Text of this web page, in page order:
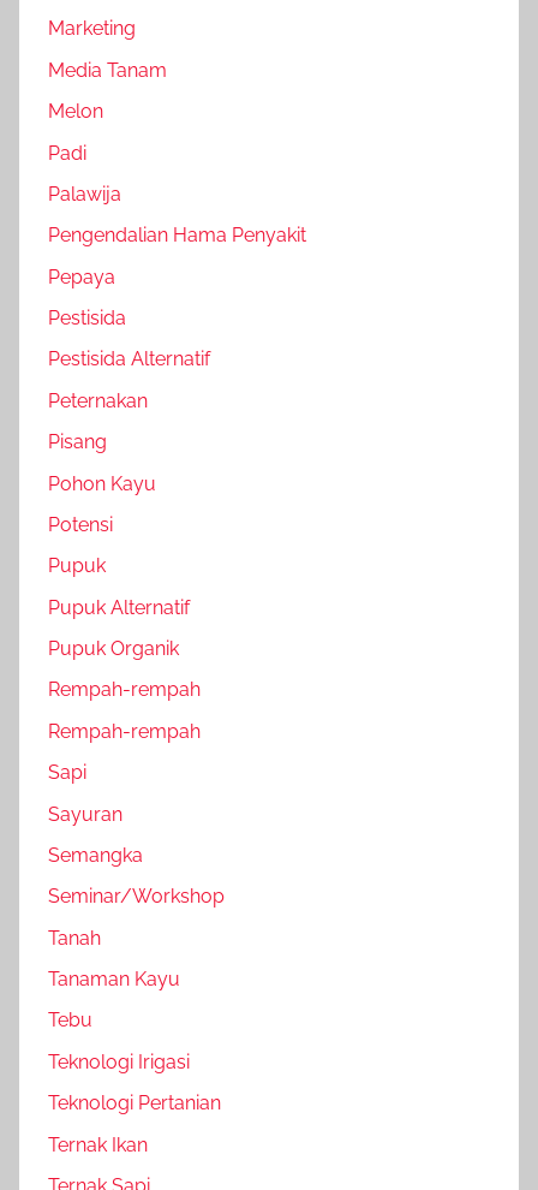
Marketing
Media Tanam
Melon
Padi
Palawija
Pengendalian Hama Penyakit
Pepaya
Pestisida
Pestisida Alternatif
Peternakan
Pisang
Pohon Kayu
Potensi
Pupuk
Pupuk Alternatif
Pupuk Organik
Rempah-rempah
Rempah-rempah
Sapi
Sayuran
Semangka
Seminar/Workshop
Tanah
Tanaman Kayu
Tebu
Teknologi Irigasi
Teknologi Pertanian
Ternak Ikan